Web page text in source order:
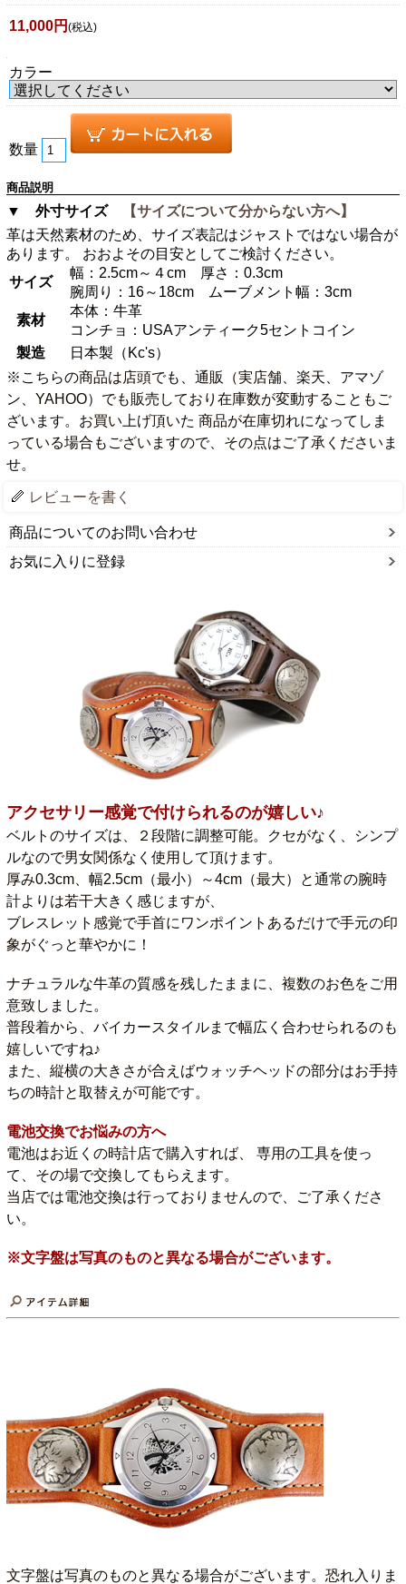
11,000円 (税込)
カラー
数量
商品説明
▼ 外寸サイズ
【サイズについて分からない方へ】
革は天然素材のため、サイズ表記はジャストではない場合が
あります。 おおよその目安としてご検討ください。
サイズ
幅：2.5cm～４cm 厚さ：0.3cm
腕周り：16～18cm ムーブメント幅：3cm
素材
本体：牛革
コンチョ：USAアンティーク5セントコイン
製造
日本製（Kc's）
※こちらの商品は店頭でも、通販（実店舗、楽天、アマゾ
ン、YAHOO）でも販売しており在庫数が変動することもご
ざいます。お買い上げ頂いた 商品が在庫切れになってしま
っている場合もございますので、その点はご了承くださいま
せ。
レビューを書く
商品についてのお問い合わせ
お気に入りに登録
アクセサリー感覚で付けられるのが嬉しい♪
ベルトのサイズは、２段階に調整可能。クセがなく、シンプ
ルなので男女関係なく使用して頂けます。
厚み0.3cm、幅2.5cm（最小）～4cm（最大）と通常の腕時
計よりは若干大きく感じますが、
ブレスレット感覚で手首にワンポイントあるだけで手元の印
象がぐっと華やかに！
ナチュラルな牛革の質感を残したままに、複数のお色をご用
意致しました。
普段着から、バイカースタイルまで幅広く合わせられるのも
嬉しいですね♪
また、縦横の大きさが合えばウォッチヘッドの部分はお手持
ちの時計と取替えが可能です。
電池交換でお悩みの方へ
電池はお近くの時計店で購入すれば、 専用の工具を使っ
て、その場で交換してもらえます。
当店では電池交換は行っておりませんので、ご了承くださ
い。
※文字盤は写真のものと異なる場合がございます。
文字盤は写真のものと異なる場合がございます。恐れ入りま